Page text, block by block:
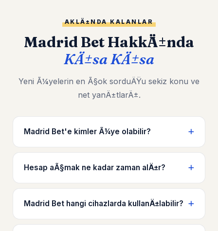
AKLÄ±NDA KALANLAR
Madrid Bet HakkÄ±nda
KÄ±sa KÄ±sa
Yeni Ã¼yelerin en Ã§ok sorduÄŸu sekiz konu ve
net yanÄ±tlarÄ±.
Madrid Bet'e kimler Ã¼ye olabilir?
Hesap aÃ§mak ne kadar zaman alÄ±r?
Madrid Bet hangi cihazlarda kullanÄ±labilir?